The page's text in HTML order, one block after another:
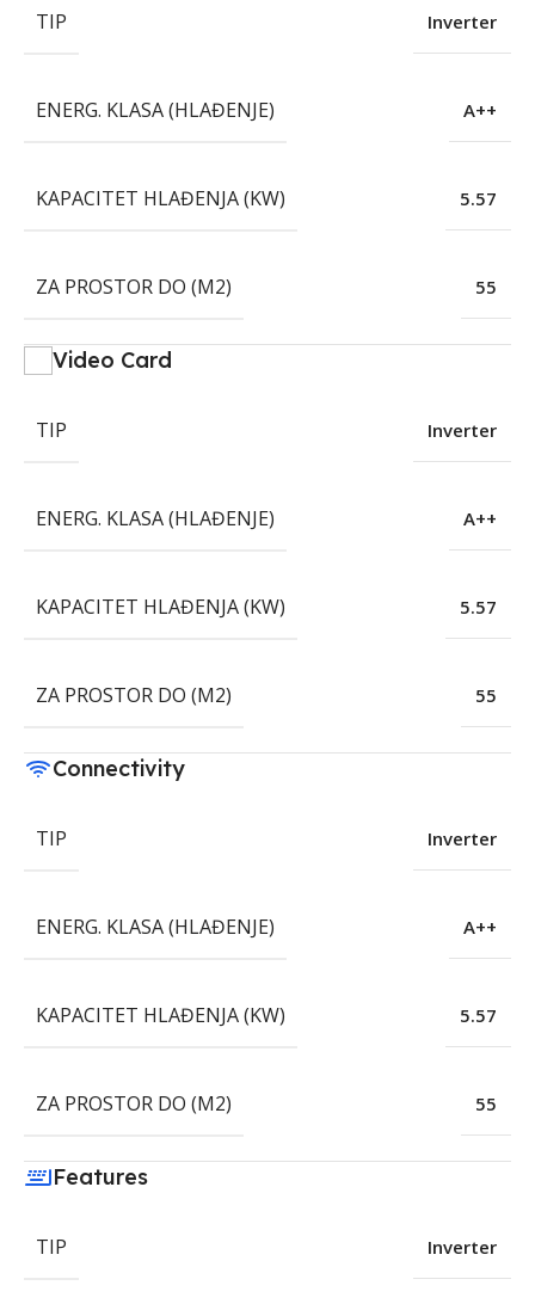
TIP Inverter
ENERG. KLASA (HLAĐENJE) A++
KAPACITET HLAĐENJA (KW) 5.57
ZA PROSTOR DO (M2) 55
Video Card
TIP Inverter
ENERG. KLASA (HLAĐENJE) A++
KAPACITET HLAĐENJA (KW) 5.57
ZA PROSTOR DO (M2) 55
Connectivity
TIP Inverter
ENERG. KLASA (HLAĐENJE) A++
KAPACITET HLAĐENJA (KW) 5.57
ZA PROSTOR DO (M2) 55
Features
TIP Inverter